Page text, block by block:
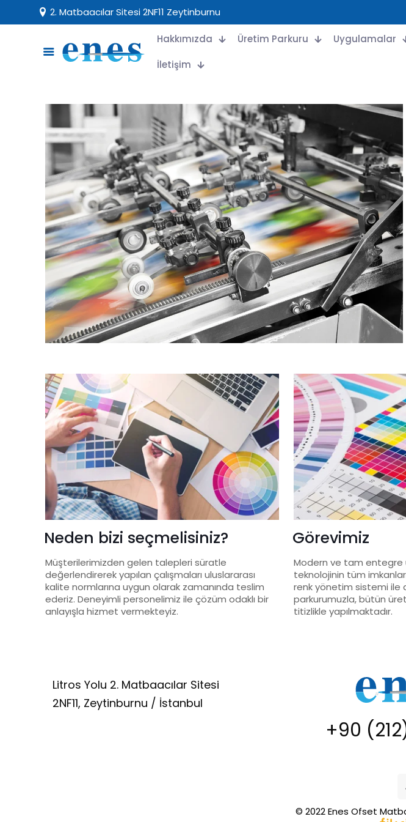
2. Matbaacılar Sitesi 2NF11 Zeytinburnu
Hakkımızda Üretim Parkuru Uygulamalar
İletişim
Neden bizi seçmelisiniz?
Müşterilerimizden gelen talepleri süratle
değerlendirerek yapılan çalışmaları uluslararası
kalite normlarına uygun olarak zamanında teslim
ederiz. Deneyimli personelimiz ile çözüm odaklı bir
anlayışla hizmet vermekteyiz.
Görevimiz
Modern ve tam entegre
teknolojinin tüm
renk yönetim sistemi ile
parkurumuzla, bütün
titizlikle yapılmaktadır.
Litros Yolu 2. Matbaacılar Sitesi
2NF11, Zeytinburnu / İstanbul
+90
© 2022 Enes Ofset